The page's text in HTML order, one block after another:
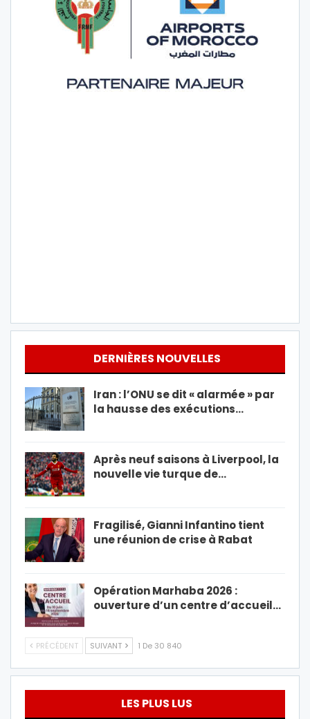
DERNIÈRES NOUVELLES
Iran : l’ONU se dit « alarmée » par
la hausse des exécutions…
Après neuf saisons à Liverpool, la
nouvelle vie turque de…
Fragilisé, Gianni Infantino tient
une réunion de crise à Rabat
Opération Marhaba 2026 :
ouverture d’un centre d’accueil…
PRÉCÉDENT SUIVANT 1 De 30 840
LES PLUS LUS